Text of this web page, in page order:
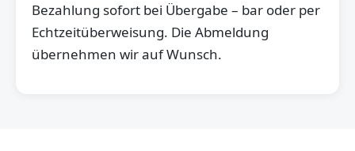
Bezahlung sofort bei Übergabe – bar oder per
Echtzeitüberweisung. Die Abmeldung
übernehmen wir auf Wunsch.